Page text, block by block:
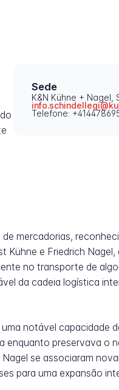
Sede
K&N Kühne + Nagel,
Telefone:
mercadorias,
Kühne e Friedrich
no transporte de
da cadeia logística
notável capacidade
enquanto preservava o
se associaram
para uma expansão